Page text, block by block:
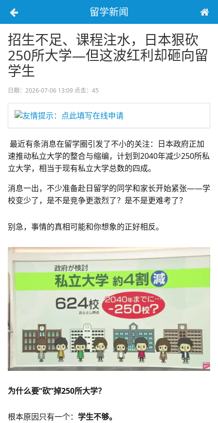
留学新闻
招生不足、课程注水，日本狠砍
250所大学—但这波红利却砸向留
学生
日期：2026-07-06 13:09 点击：45
友情提示：点此填写在线申请
最近有条消息在留学圈引发了不小的关注：日本政府正加
速推动私立大学的整合与缩编， 计划到2040年减少250所私
立大学，相当于现有私立大学总数的四成。
消息一出，不少准备赴日留学的同学和家长开始紧张——学
校变少了，是不是竞争更激烈了？是不是更难考了？
别急，事情的真相可能和你想象的正好相反。
为什么要“砍”掉250所大学？
根本原因只有一个： 学生不够。